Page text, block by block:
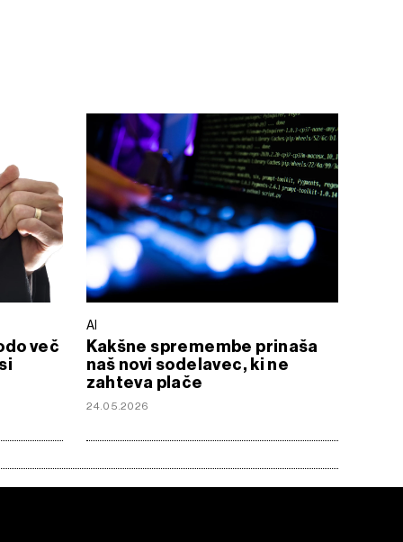
več
AI
Kakšne spremembe prinaša
naš novi sodelavec, ki ne
zahteva plače
24.05.2026